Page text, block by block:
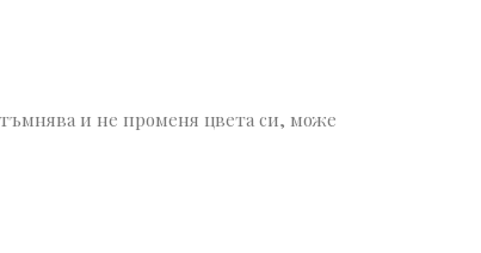
и не променя цвета си, може